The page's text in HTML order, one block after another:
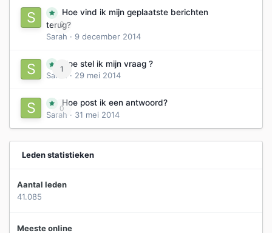
0
Hoe vind ik mijn geplaatste berichten
terug?
Sarah · 9 december 2014
1
Hoe stel ik mijn vraag ?
Sarah
· 29 mei 2014
0
Hoe post ik een antwoord?
Sarah · 31 mei 2014
Leden statistieken
Aantal leden
41.085
Meeste online